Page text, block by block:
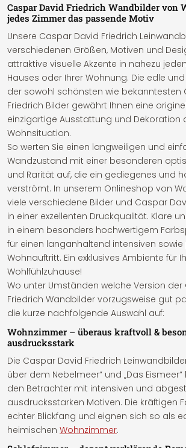
Caspar David Friedrich Wandbilder von
jedes Zimmer das passende Motiv
Unsere Caspar David Friedrich
verschiedenen Größen, Motiven und
attraktive visuelle Akzente in nahezu
Hauses oder Ihrer Wohnung. Die edle
der sowohl schönsten wie bekanntesten
Friedrich Bilder gewährt Ihnen eine
einzigartige Ausstattung und Dekoration
Wohnsituation.
So werten Sie einen langweiligen und
Wandzustand mit einer besonderen
und Rarität auf, die ein gediegenes und
verströmt. In unserem Onlineshop von
viele verschiedene Bilder und Caspar
in einer exzellenten Druckqualität. Klare
in einem besonders hochwertigem
für einen langanhaltend intensiven
Wohnauftritt. Ein exklusives Ambiente für
Wohlfühlzuhause!
Wo unter Umständen welche Version
Friedrich Wandbilder vorzugsweise gut
die kurze nachfolgende Auswahl auf:
Wohnzimmer – überaus kraftvoll &
ausdrucksstark
Die Caspar David Friedrich
über dem Nebelmeer“ und „Das
den Betrachter mit intensiven und
ausdrucksstarken Motiven. Die kräftigen
echter Blickfang und eignen sich so als
heimischen Wohnzimmer.